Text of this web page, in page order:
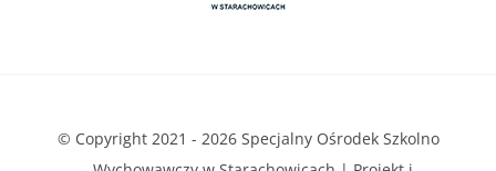
© Copyright 2021 - 2026 Specjalny Ośrodek Szkolno